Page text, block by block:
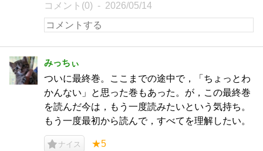
コメント(0) 2026/05/14
みっちぃ
ついに最終巻。ここまでの途中で，「ちょっとわ
かんない」と思った巻もあった。が，この最終巻
を読んだ今は，もう一度読みたいという気持ち。
もう一度最初から読んで，すべてを理解したい。
ナイス ★5